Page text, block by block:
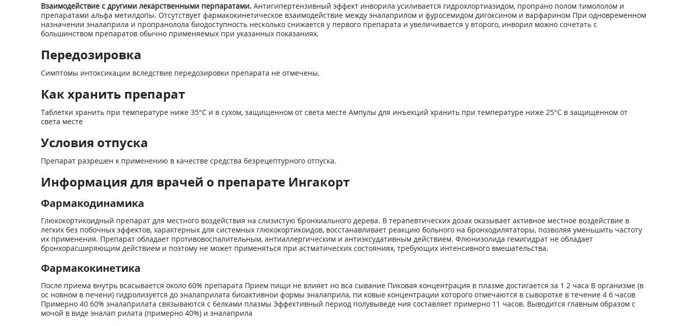
Взаимодействие с другими лекарственными перпаратами. Антигипертензивный эффект инворила усиливается гидрохлортиазидом, пропрано полом тимололом и
препаратами альфа метилдопы. Отсутствует фармакокинетическое взаимодействие между эналаприлом и фуросемидом дигоксином и варфарином При одновременном
назначении эналаприла и пропранолола биодоступность несколько снижается у первого препарата и увеличивается у второго, инворил можно сочетать с
большинством препаратов обычно применяемых при указанных показаниях.
Передозировка
Симптомы интоксикации вследствие передозировки препарата не отмечены.
Как хранить препарат
Таблетки хранить при температуре ниже 35°С и в сухом, защищенном от света месте Ампулы для инъекций хранить при температуре ниже 25°С в защищенном от
света месте
Условия отпуска
Препарат разрешен к применению в качестве средства безрецептурного отпуска.
Информация для врачей о препарате Ингакорт
Фармакодинамика
Глюкокортикоидный препарат для местного воздействия на слизистую бронхиального дерева. В терапевтических дозах оказывает активное местное воздействие в
легких без побочных эффектов, характерных для системных глюкокортикоидов, восстанавливает реакцию больного на бронходилятаторы, позволяя уменьшить частоту
их применения. Препарат обладает противовоспалительным, антиаллергическим и антиэксудативным действием. Флюнизолида гемигидрат не обладает
бронхорасширяющим действием и поэтому не может применяться при астматических состояниях, требующих интенсивного вмешательства.
Фармакокинетика
После приема внутрь всасывается около 60% препарата Прием пищи не влияет но вса сывание Пиковая концентрация в плазме достигается за 1 2 часа В организме (в
ос новном в печени) гидролизуется до эналаприлата биоактивнои формы эналаприла, пи ковые концентрации которого отмечаются в сыворотке в течение 4 6 часов
Примерно 40 60% эналаприлата связываются с белками плазмы Эффективный период полувыведе ния составляет примерно 11 часов. Выводится главным образом с
мочой в виде эналап рилата (примерно 40%) и эналаприла